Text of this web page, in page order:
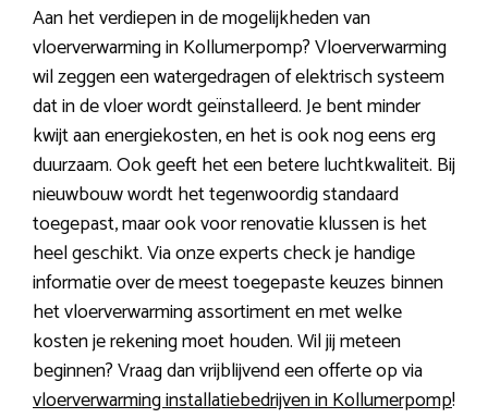
Aan het verdiepen in de mogelijkheden van
vloerverwarming in Kollumerpomp? Vloerverwarming
wil zeggen een watergedragen of elektrisch systeem
dat in de vloer wordt geïnstalleerd. Je bent minder
kwijt aan energiekosten, en het is ook nog eens erg
duurzaam. Ook geeft het een betere luchtkwaliteit. Bij
nieuwbouw wordt het tegenwoordig standaard
toegepast, maar ook voor renovatie klussen is het
heel geschikt. Via onze experts check je handige
informatie over de meest toegepaste keuzes binnen
het vloerverwarming assortiment en met welke
kosten je rekening moet houden. Wil jij meteen
beginnen? Vraag dan vrijblijvend een offerte op via
vloerverwarming installatiebedrijven in Kollumerpomp!